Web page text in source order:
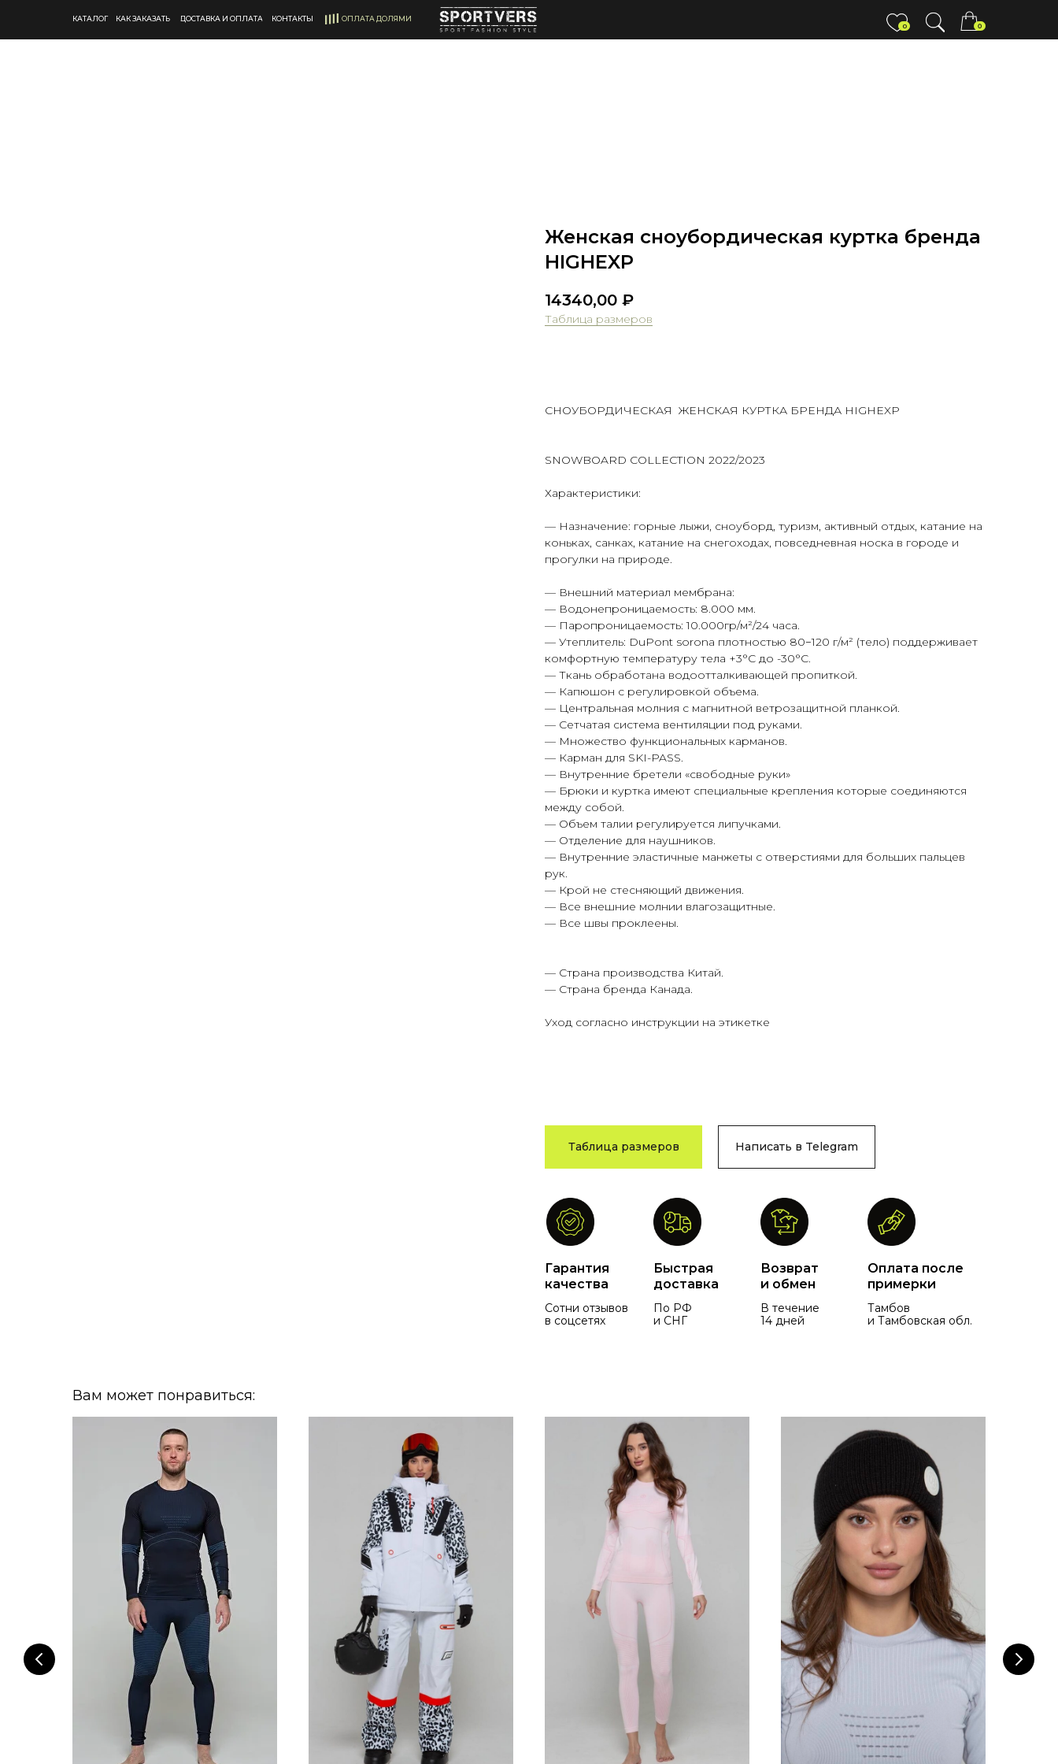
ОПЛАТА ДОЛЯМИ
КАТАЛОГ КАК ЗАКАЗАТЬ ДОСТАВКА И ОПЛАТА КОНТАКТЫ
0 0
Женская сноубордическая куртка бренда
HIGHEXP
14340,00 ₽
Таблица размеров
СНОУБОРДИЧЕСКАЯ ЖЕНСКАЯ КУРТКА БРЕНДА HIGHEXP
SNOWBOARD COLLECTION 2022/2023
Характеристики:
— Назначение: горные лыжи, сноуборд, туризм, активный отдых, катание на
коньках, санках, катание на снегоходах, повседневная носка в городе и
прогулки на природе.
— Внешний материал мембрана:
— Водонепроницаемость: 8.000 мм.
— Паропроницаемость: 10.000гр/м²/24 часа.
— Утеплитель: DuPont sorona плотностью 80−120 г/м² (тело) поддерживает
комфортную температуру тела +3°С до -30°С.
— Ткань обработана водоотталкивающей пропиткой.
— Капюшон с регулировкой объема.
— Центральная молния с магнитной ветрозащитной планкой.
— Сетчатая система вентиляции под руками.
— Множество функциональных карманов.
— Карман для SKI-PASS.
— Внутренние бретели «свободные руки»
— Брюки и куртка имеют специальные крепления которые соединяются
между собой.
— Объем талии регулируется липучками.
— Отделение для наушников.
— Внутренние эластичные манжеты с отверстиями для больших пальцев
рук.
— Крой не стесняющий движения.
— Все внешние молнии влагозащитные.
— Все швы проклеены.
— Страна производства Китай.
— Страна бренда Канада.
Уход согласно инструкции на этикетке
Написать в Telegram
Таблица размеров
Гарантия
качества
Возврат
и обмен
Быстрая
доставка
Оплата после
примерки
Тамбов
и Тамбовская обл.
В течение
14 дней
По РФ
и СНГ
Сотни отзывов
в соцсетях
Вам может понравиться: